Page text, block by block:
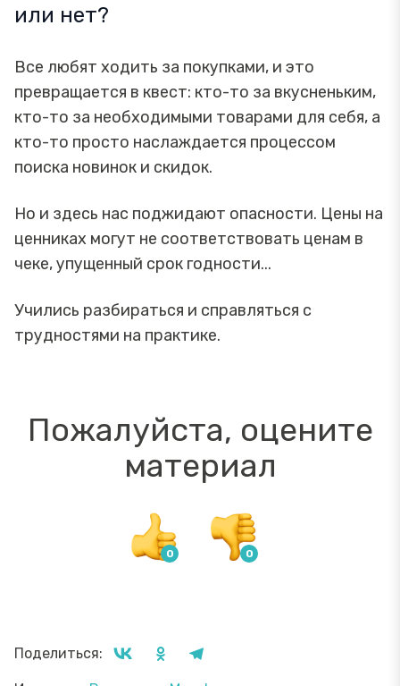
или нет?
Все любят ходить за покупками, и это
превращается в квест: кто-то за вкусненьким,
кто-то за необходимыми товарами для себя, а
кто-то просто наслаждается процессом
поиска новинок и скидок.
Но и здесь нас поджидают опасности. Цены на
ценниках могут не соответствовать ценам в
чеке, упущенный срок годности...
Учились разбираться и справляться с
трудностями на практике.
Пожалуйста, оцените
материал
Поделиться: